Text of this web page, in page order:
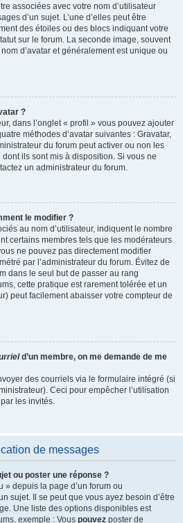
associées avec votre nom d’utilisateur
d’un sujet. L’une d’elles peut être
des étoiles ou des blocs indiquant votre
sur le forum. La seconde image, souvent
d’avatar et généralement est unique ou
?
dans l’onglet « profil » vous pouvez ajouter
méthodes d’avatar suivantes : Gravatar,
du forum peut activer ou non les
ils sont mis à disposition. Si vous ne
un administrateur du forum.
le modifier ?
au nom d’utilisateur, indiquent le nombre
certains membres tels que les modérateurs
ne pouvez pas directement modifier
par l’administrateur du forum. Évitez de
dans le seul but de passer au rang
cette pratique est rarement tolérée et un
peut facilement abaisser votre compteur de
d’un membre, on me demande de me
des courriels via le formulaire intégré (si
Ceci pour empêcher l’utilisation
les invités.
de messages
ou poster une réponse ?
depuis la page d’un forum ou
sujet. Il se peut que vous ayez besoin d’être
Une liste des options disponibles est
exemple : Vous pouvez poster de